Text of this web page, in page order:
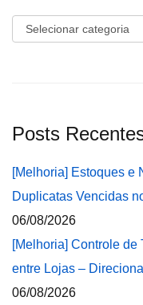
Categorias
Posts
[Melhoria] Estoques e
Duplicatas Vencidas
06/08/2026
[Melhoria] Controle de
entre Lojas –
06/08/2026